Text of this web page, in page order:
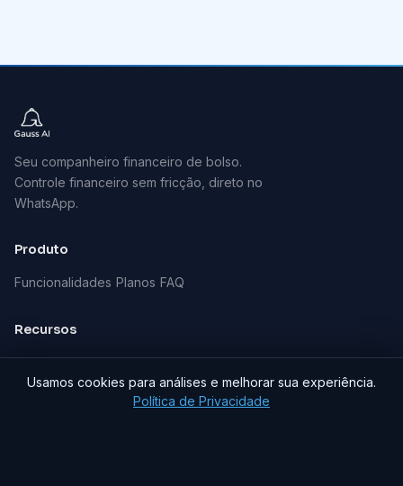
Seu companheiro financeiro de bolso.
Controle financeiro sem fricção, direto no
WhatsApp.
Produto
Funcionalidades Planos FAQ
Recursos
Blog Acesso antecipado
Usamos cookies para análises e melhorar sua experiência.
Política de Privacidade